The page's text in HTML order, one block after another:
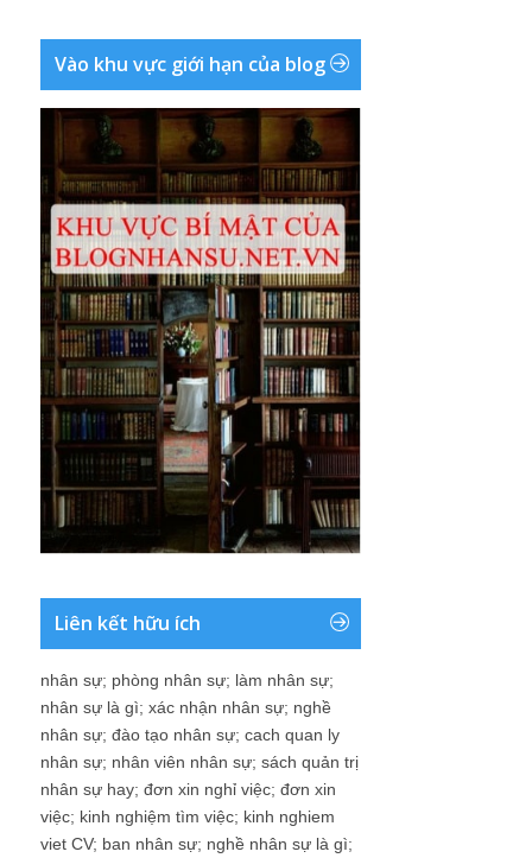
Vào khu vực giới hạn của blog
Liên kết hữu ích
nhân sự; phòng nhân sự; làm nhân sự;
nhân sự là gì; xác nhận nhân sự; nghề
nhân sự; đào tạo nhân sự; cach quan ly
nhân sự; nhân viên nhân sự; sách quản trị
nhân sự hay; đơn xin nghỉ việc; đơn xin
việc; kinh nghiệm tìm việc; kinh nghiem
viet CV; ban nhân sự; nghề nhân sự là gì;